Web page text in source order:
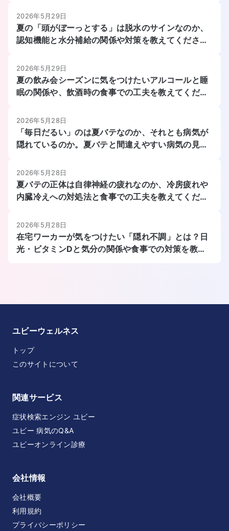
2026年5月29日
夏の「頭がぼーっとする」は脱水のサインなのか、
認知機能と水分補給の関係や対策を教えてくださ
2026年5月29日
夏の飲み会シーズンに気をつけたいアルコールと睡
眠の関係や、飲酒時の食事での工夫を教えてくださ
2026年5月28日
「毎日だるい」のは夏バテなのか、それとも病気が
隠れているのか。夏バテと間違えやすい病気の見分
2026年5月28日
夏バテの正体は自律神経の疲れなのか、冷房疲れや
内臓冷えへの対処法と食事での工夫を教えてくださ
2026年5月28日
在宅ワーカーが気をつけたい「隠れ不調」とは？日
光・ビタミンDと気分の関係や食事での対策を教え
ユビーウェルネス
トップ
このサイトについて
関連サービス
症状検索エンジン ユビー
ユビー 病気のQ&A
ユビーオンライン診療
会社情報
会社概要
利用規約
プライバシーポリシー